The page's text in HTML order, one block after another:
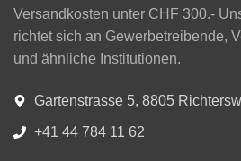
Versandkosten unter CHF 300.-
richtet sich an Gewerbetreibende,
und ähnliche Institutionen.
Gartenstrasse 5, 8805
+41 44 784 11 62